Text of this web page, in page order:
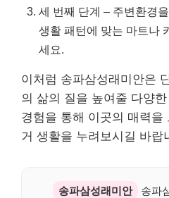
세 번째 단계 – 주변환경
생활 패턴에 맞는 마트나
세요.
이처럼 송파삼성래미안은
의 삶의 질을 높여줄 다양
경험을 통해 이곳의 매력을
거 생활을 누려보시길 바랍
송파삼성래미안
송파